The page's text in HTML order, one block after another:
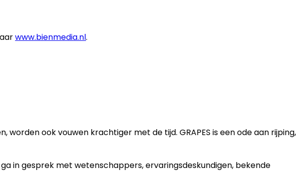
www.bienmedia.nl.
ook vouwen krachtiger met de tijd. GRAPES is een ode aan rijping,
in gesprek met wetenschappers, ervaringsdeskundigen, bekende